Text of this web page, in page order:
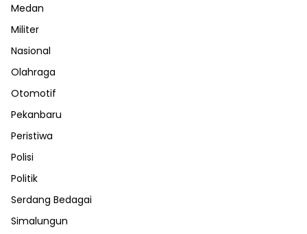
Medan
Militer
Nasional
Olahraga
Otomotif
Pekanbaru
Peristiwa
Polisi
Politik
Serdang Bedagai
Simalungun